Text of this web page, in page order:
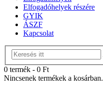
Elfogadóhelyek részére
GYIK
ÁSZF
Kapcsolat
0 termék - 0 Ft
Nincsenek termékek a kosárban.